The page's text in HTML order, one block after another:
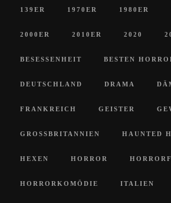
139ER 1970ER 1980ER
2000ER 2010ER 2020
BESESSENHEIT BESTEN
DEUTSCHLAND DRAMA
FRANKREICH GEISTER
GROSSBRITANNIEN HAUNTED
HEXEN HORROR
HORRORKOMÖDIE ITALIEN